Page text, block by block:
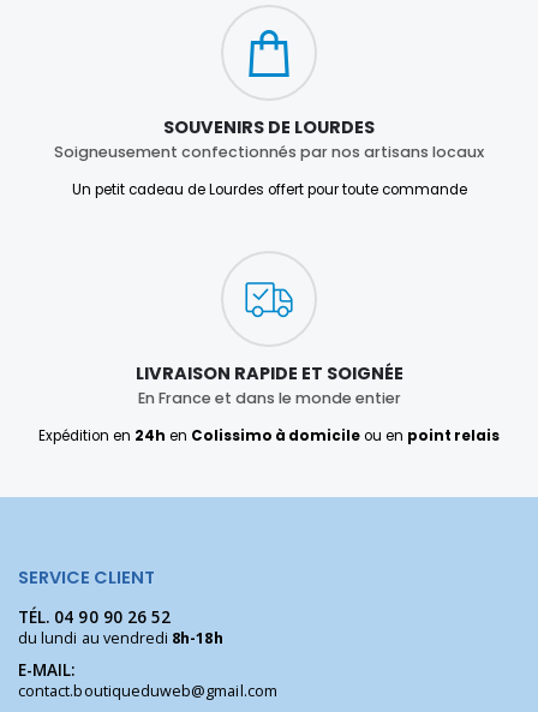
SOUVENIRS DE LOURDES
Soigneusement confectionnés par nos artisans locaux
Un petit cadeau de Lourdes offert pour toute commande
LIVRAISON RAPIDE ET SOIGNÉE
En France et dans le monde entier
Expédition en 24h en Colissimo à domicileou en point relais
SERVICE CLIENT
TÉL. 04 90 90 26 52
du lundi au vendredi 8h-18h
E-MAIL:
contact.boutiqueduweb@gmail.com